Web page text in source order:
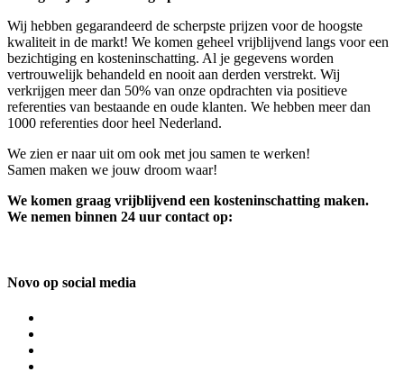
Wij hebben gegarandeerd de scherpste prijzen voor de hoogste
kwaliteit in de markt! We komen geheel vrijblijvend langs voor een
bezichtiging en kosteninschatting. Al je gegevens worden
vertrouwelijk behandeld en nooit aan derden verstrekt. Wij
verkrijgen meer dan 50% van onze opdrachten via positieve
referenties van bestaande en oude klanten. We hebben meer dan
1000 referenties door heel Nederland.
We zien er naar uit om ook met jou samen te werken!
Samen maken we jouw droom waar!
We komen graag vrijblijvend een kosteninschatting maken.
We nemen binnen 24 uur contact op:
Novo op social media